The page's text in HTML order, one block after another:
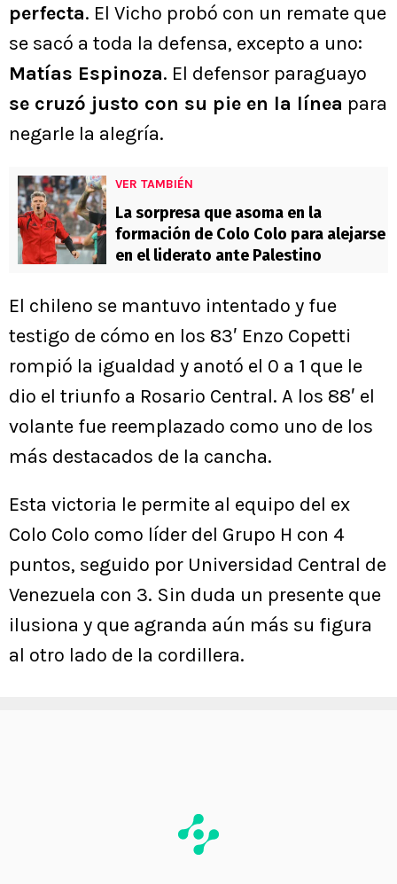
perfecta. El Vicho probó con un remate que
se sacó a toda la defensa, excepto a uno:
Matías Espinoza. El defensor paraguayo
se cruzó justo con su pie en la línea para
negarle la alegría.
VER TAMBIÉN
La sorpresa que asoma en la
formación de Colo Colo para alejarse
en el liderato ante Palestino
El chileno se mantuvo intentado y fue
testigo de cómo en los 83′ Enzo Copetti
rompió la igualdad y anotó el 0 a 1 que le
dio el triunfo a Rosario Central. A los 88′ el
volante fue reemplazado como uno de los
más destacados de la cancha.
Esta victoria le permite al equipo del ex
Colo Colo como líder del Grupo H con 4
puntos, seguido por Universidad Central de
Venezuela con 3. Sin duda un presente que
ilusiona y que agranda aún más su figura
al otro lado de la cordillera.